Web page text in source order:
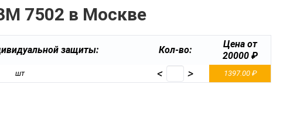
7502 в Москве
защиты: Кол-во:
Цена от
20000 ₽
шт < > 1397.00 ₽